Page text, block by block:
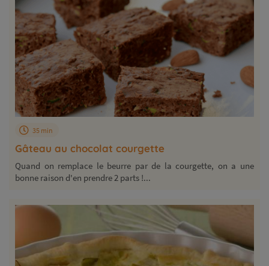
Gâteau au chocolat courgette
35 min
Quand on remplace le beurre par de la courgette, on a une
bonne raison d'en prendre 2 parts !...